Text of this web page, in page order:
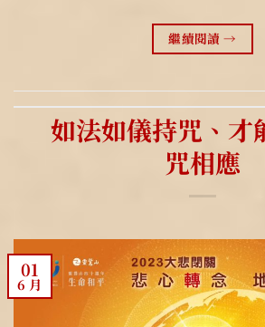
繼續閱讀→
如法如儀持咒、才
咒相應
01
6 月